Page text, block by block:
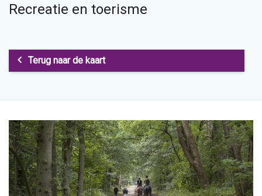
Recreatie en toerisme
Terug naar de kaart